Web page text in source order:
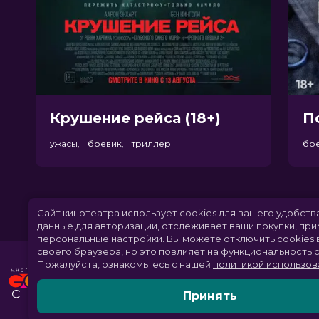
Крушение рейса (18+)
ужасы, боевик, триллер
Сайт кинотеатра использует cookies для вашего
данные для авторизации, отслеживает ваши покупки,
персональные настройки. Вы можете отключить cookies
своего браузера, но это повлияет на функциональность
Пожалуйста, ознакомьтесь с нашей политикой
Принять